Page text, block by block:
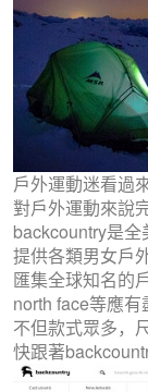
戶外運動迷看過來
對戶外運動來說
backcountry是全
提供各類男女戶
匯集全球知名的
north face等應有
不但款式眾多，
快跟著